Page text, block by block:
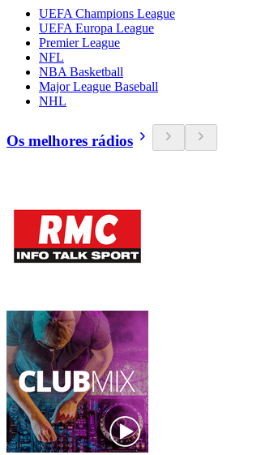
UEFA Champions League
UEFA Europa League
Premier League
NFL
NBA Basketball
Major League Baseball
NHL
Os melhores rádios